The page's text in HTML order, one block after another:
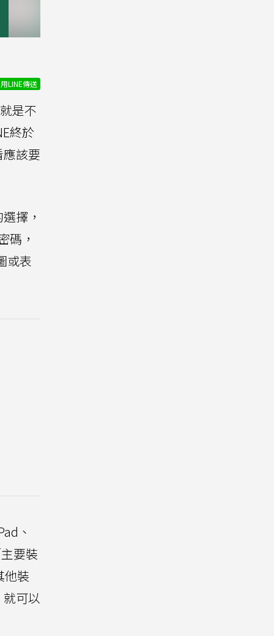
用LINE傳送
是不
終於
該要
擇，
碼，
或表
、
要裝
他裝
可以